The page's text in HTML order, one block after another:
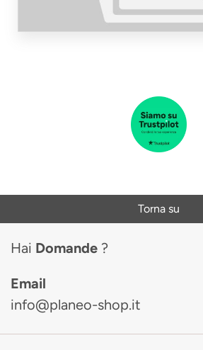
rivestimenti per pavimenti
Torna su
Hai Domande ?
Email
info@planeo-shop.it